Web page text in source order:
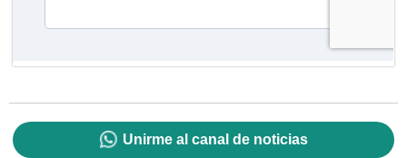
Unirme al canal de noticias